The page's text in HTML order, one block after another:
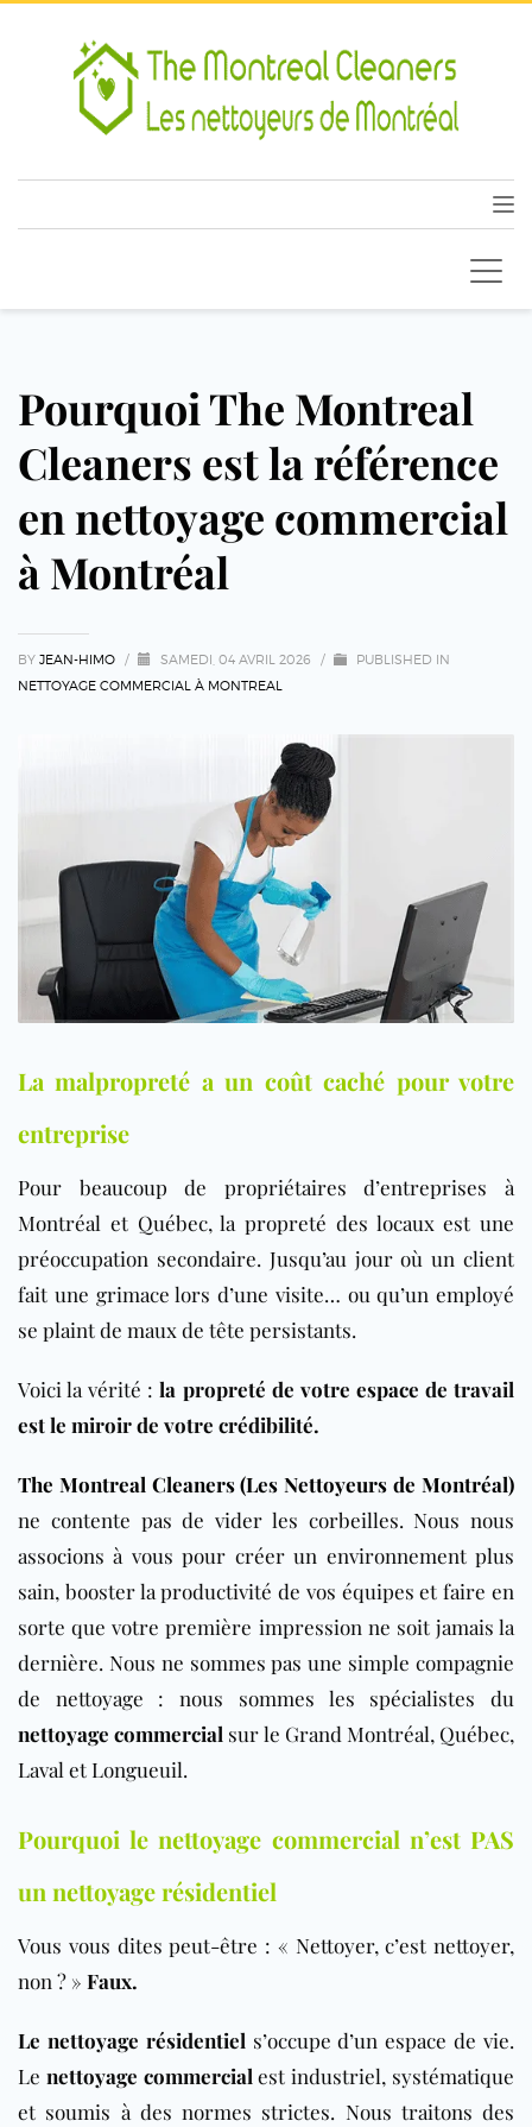
Pourquoi The Montreal
Cleaners est la référence
en nettoyage commercial
à Montréal
BY JEAN-HIMO / SAMEDI, 04 AVRIL 2026 /
PUBLISHED IN
NETTOYAGE COMMERCIAL À MONTREAL
La malpropreté a un coût caché pour votre
entreprise
Pour beaucoup de propriétaires d’entreprises à
Montréal et Québec, la propreté des locaux est une
préoccupation secondaire. Jusqu’au jour où un client
fait une grimace lors d’une visite… ou qu’un employé
se plaint de maux de tête persistants.
Voici la vérité :la propreté de votre espace de travail
est le miroir de votre crédibilité.
The Montreal Cleaners (Les Nettoyeurs de Montréal)
ne contente pas de vider les corbeilles. Nous nous
associons à vous pour créer un environnement plus
sain, booster la productivité de vos équipes et faire en
sorte que votre première impression ne soit jamais la
dernière. Nous ne sommes pas une simple compagnie
de nettoyage : nous sommes les spécialistes du
nettoyage commercial sur le Grand Montréal, Québec,
Laval et Longueuil.
Pourquoi le nettoyage commercial n’est PAS
un nettoyage résidentiel
Vous vous dites peut-être : « Nettoyer, c’est nettoyer,
non ? » Faux.
Le nettoyage résidentiel s’occupe d’un espace de vie.
Le nettoyage commercial est industriel, systématique
et soumis à des normes strictes. Nous traitons des